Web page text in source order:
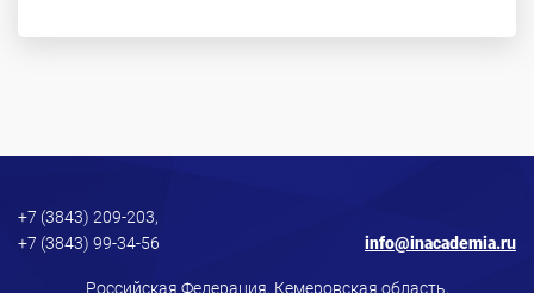
+7 (3843) 209-203,
+7 (3843) 99-34-56
info@inacademia.ru
Российская Федерация, Кемеровская область,